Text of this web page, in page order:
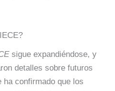
sigue expandiéndose, y
detalles sobre futuros
confirmado que los